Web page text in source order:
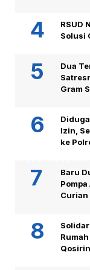
RSUD
Solusi
Dua
Gram
Izin,
ke
Baru
Curian
Qosirin